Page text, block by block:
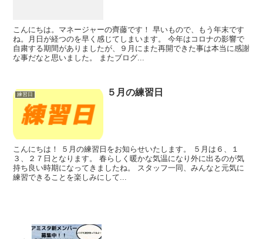
こんにちは。マネージャーの齊藤です！ 早いもので、もう年末です
ね。月日が経つのを早く感じてしまいます。 今年はコロナの影響で
自粛する期間がありましたが、９月にまた再開できた事は本当に感謝
な事だなと思いました。 またブログ...
練習日 ５月の練習日
こんにちは！ ５月の練習日をお知らせいたします。 ５月は６、１
３、２７日となります。 春らしく暖かな気温になり外に出るのが気
持ち良い時期になってきましたね。 スタッフ一同、みんなと元気に
練習できることを楽しみにして...